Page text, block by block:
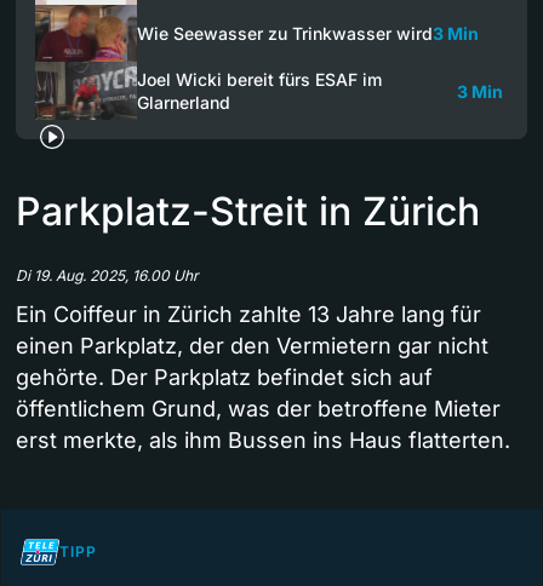
Wie Seewasser zu Trinkwasser wird3 Min
Joel Wicki bereit fürs ESAF im
Glarnerland
3 Min
Parkplatz-Streit in Zürich
Di 19. Aug. 2025, 16.00 Uhr
Ein Coiffeur in Zürich zahlte 13 Jahre lang für
einen Parkplatz, der den Vermietern gar nicht
gehörte. Der Parkplatz befindet sich auf
öffentlichem Grund, was der betroffene Mieter
erst merkte, als ihm Bussen ins Haus flatterten.
TIPP